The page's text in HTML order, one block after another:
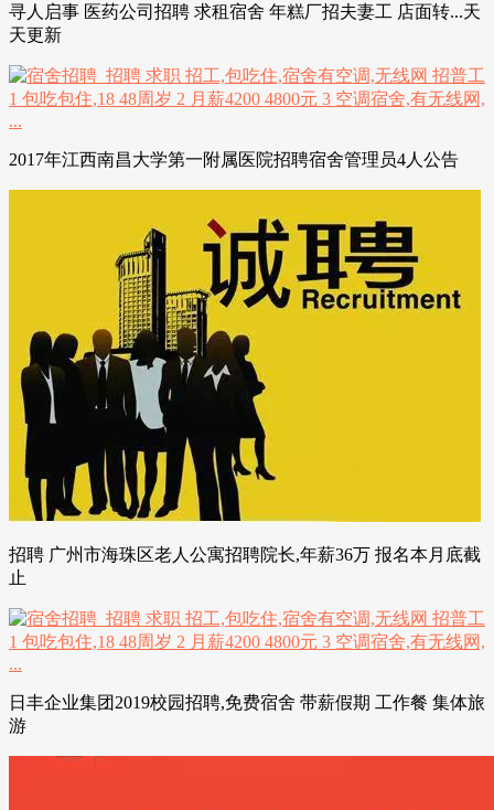
寻人启事 医药公司招聘 求租宿舍 年糕厂招夫妻工 店面转...天
天更新
2017年江西南昌大学第一附属医院招聘宿舍管理员4人公告
招聘 广州市海珠区老人公寓招聘院长,年薪36万 报名本月底截
止
日丰企业集团2019校园招聘,免费宿舍 带薪假期 工作餐 集体旅
游